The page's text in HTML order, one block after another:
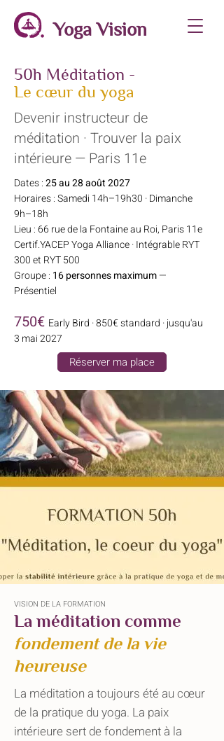
Yoga Vision
50h Méditation -
Le cœur du yoga
Devenir instructeur de
méditation · Trouver la paix
intérieure — Paris 11e
Dates :25 au 28 août 2027
Horaires : Samedi 14h–19h30 · Dimanche
9h–18h
Lieu : 66 rue de la Fontaine au Roi, Paris 11e
Certif.YACEP Yoga Alliance · Intégrable RYT
300 et RYT 500
Groupe : 16 personnes maximum—
Présentiel
750€ Early Bird · 850€ standard · jusqu'au
3 mai 2027
Réserver ma place
VISION DE LA FORMATION
La méditation comme
fondement de la vie
heureuse
La méditation a toujours été au cœur
de la pratique du yoga. La paix
intérieure sert de fondement à la